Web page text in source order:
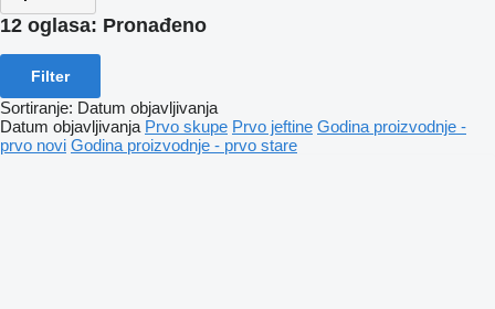
12 oglasa: Pronađeno
Filter
Sortiranje: Datum objavljivanja
Datum objavljivanja Prvo skupe Prvo jeftine Godina proizvodnje -
prvo novi Godina proizvodnje - prvo stare